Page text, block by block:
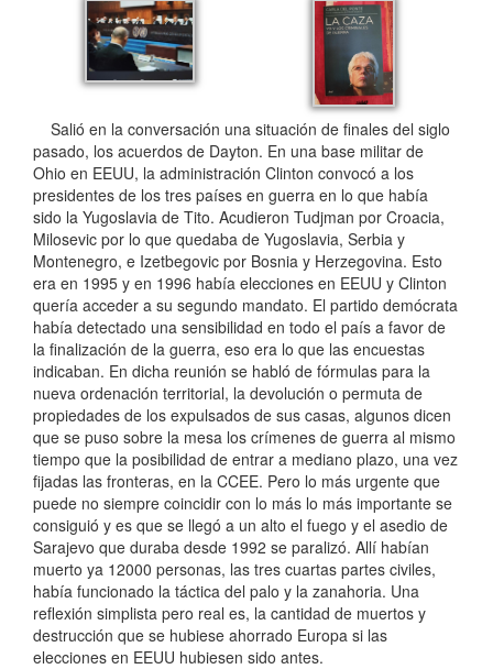
Salió en la conversación una situación de finales del siglo
pasado, los acuerdos de Dayton. En una base militar de
Ohio en EEUU, la administración Clinton convocó a los
presidentes de los tres países en guerra en lo que había
sido la Yugoslavia de Tito. Acudieron Tudjman por Croacia,
Milosevic por lo que quedaba de Yugoslavia, Serbia y
Montenegro, e Izetbegovic por Bosnia y Herzegovina. Esto
era en 1995 y en 1996 había elecciones en EEUU y Clinton
quería acceder a su segundo mandato. El partido demócrata
había detectado una sensibilidad en todo el país a favor de
la finalización de la guerra, eso era lo que las encuestas
indicaban. En dicha reunión se habló de fórmulas para la
nueva ordenación territorial, la devolución o permuta de
propiedades de los expulsados de sus casas, algunos dicen
que se puso sobre la mesa los crímenes de guerra al mismo
tiempo que la posibilidad de entrar a mediano plazo, una vez
fijadas las fronteras, en la CCEE. Pero lo más urgente que
puede no siempre coincidir con lo más lo más importante se
consiguió y es que se llegó a un alto el fuego y el asedio de
Sarajevo que duraba desde 1992 se paralizó. Allí habían
muerto ya 12000 personas, las tres cuartas partes civiles,
había funcionado la táctica del palo y la zanahoria. Una
reflexión simplista pero real es, la cantidad de muertos y
destrucción que se hubiese ahorrado Europa si las
elecciones en EEUU hubiesen sido antes.